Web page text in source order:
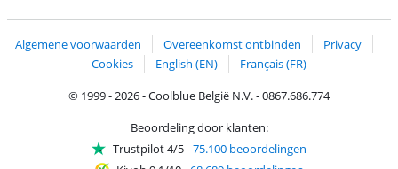
Algemene voorwaarden Overeenkomst ontbinden
Privacy
Cookies
English (EN)
Français (FR)
© 1999 - 2026 - Coolblue België N.V. - 0867.686.774
Beoordeling door klanten:
Trustpilot 4/5-75.100 beoordelingen